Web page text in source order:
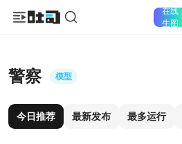
在线
生图
警察 模型
今日推荐 最新发布 最多运行